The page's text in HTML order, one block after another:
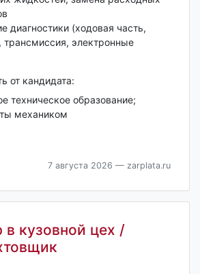
диагностики (ходовая часть,
трансмиссия, электронные
от кандидата:
техническое образование;
механиком
7 августа 2026 — zarplata.ru
в кузовной цех /